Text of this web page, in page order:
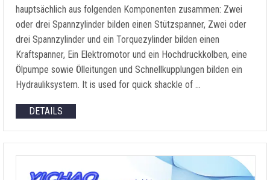
hauptsächlich aus folgenden Komponenten zusammen: Zwei
oder drei Spannzylinder bilden einen Stützspanner, Zwei oder
drei Spannzylinder und ein Torquezylinder bilden einen
Kraftspanner, Ein Elektromotor und ein Hochdruckkolben, eine
Ölpumpe sowie Ölleitungen und Schnellkupplungen bilden ein
Hydrauliksystem. It is used for quick shackle of …
DETAILS